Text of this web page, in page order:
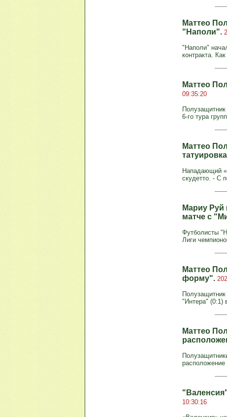
Маттео
"Наполи".
"Наполи"
контракта.
Маттео
09:35:20
6-го тура
Маттео
Нападающий
скудетто. - С
Мариу Руй
матче с
Футболисты
Лиги
Маттео
форму".
"Интера" (0:1)
Маттео
10:30:16